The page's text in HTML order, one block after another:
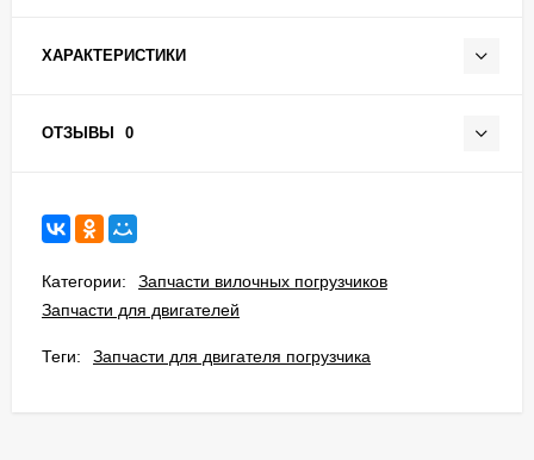
ХАРАКТЕРИСТИКИ
ОТЗЫВЫ 0
Категории:
Запчасти вилочных погрузчиков
Запчасти для двигателей
Теги: Запчасти для двигателя погрузчика